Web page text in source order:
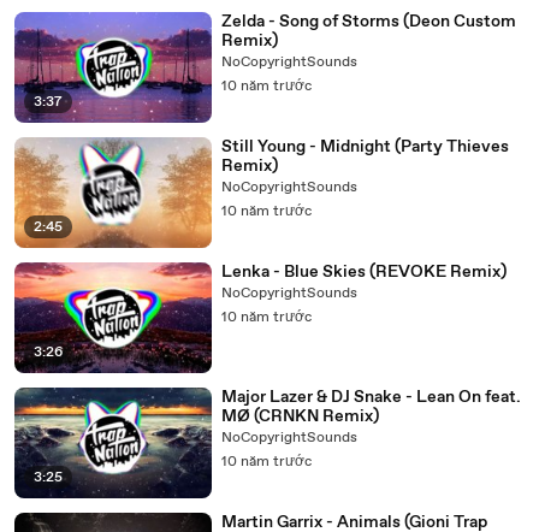
3:37
Zelda - Song of Storms (Deon Custom
Remix)
NoCopyrightSounds
10 năm trước
2:45
Still Young - Midnight (Party Thieves
Remix)
NoCopyrightSounds
10 năm trước
3:26
Lenka - Blue Skies (REVOKE Remix)
NoCopyrightSounds
10 năm trước
3:25
Major Lazer & DJ Snake - Lean On feat.
MØ (CRNKN Remix)
NoCopyrightSounds
10 năm trước
Martin Garrix - Animals (Gioni Trap